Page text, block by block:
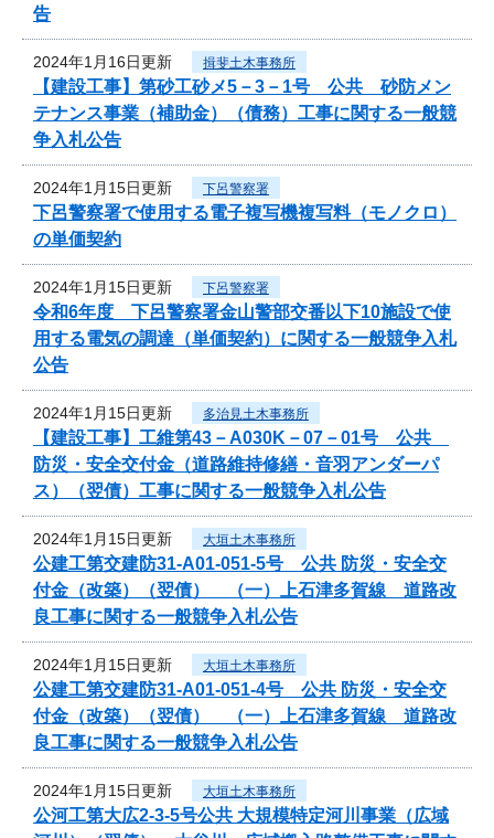
告
2024年1月16日更新 揖斐土木事務所
【建設工事】第砂工砂メ5－3－1号 公共 砂防メン
テナンス事業（補助金）（債務）工事に関する一般競
争入札公告
2024年1月15日更新 下呂警察署
下呂警察署で使用する電子複写機複写料（モノクロ）
の単価契約
2024年1月15日更新 下呂警察署
令和6年度 下呂警察署金山警部交番以下10施設で使
用する電気の調達（単価契約）に関する一般競争入札
公告
2024年1月15日更新 多治見土木事務所
【建設工事】工維第43－A030K－07－01号 公共
防災・安全交付金（道路維持修繕・音羽アンダーパ
ス）（翌債）工事に関する一般競争入札公告
2024年1月15日更新 大垣土木事務所
公建工第交建防31-A01-051-5号 公共 防災・安全交
付金（改築）（翌債） （一）上石津多賀線 道路改
良工事に関する一般競争入札公告
2024年1月15日更新 大垣土木事務所
公建工第交建防31-A01-051-4号 公共 防災・安全交
付金（改築）（翌債） （一）上石津多賀線 道路改
良工事に関する一般競争入札公告
2024年1月15日更新 大垣土木事務所
公河工第大広2-3-5号公共 大規模特定河川事業（広域